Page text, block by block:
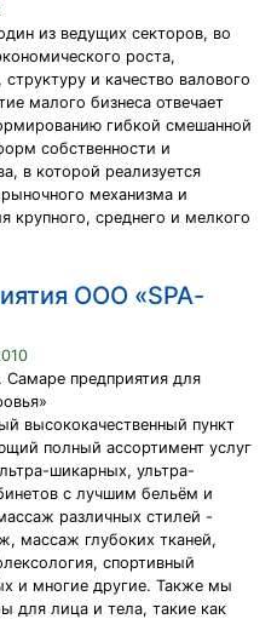
из ведущих секторов, во
роста,
и качество валового
малого бизнеса отвечает
гибкой смешанной
собственности и
в которой реализуется
механизма и
крупного, среднего и мелкого
ООО «SPA-
Самаре предприятия для
высококачественный пункт
полный ассортимент услуг
шикарных, ультра-
с лучшим бельём и
различных стилей -
массаж глубоких тканей,
спортивный
и многие другие. Также мы
для лица и тела, такие как